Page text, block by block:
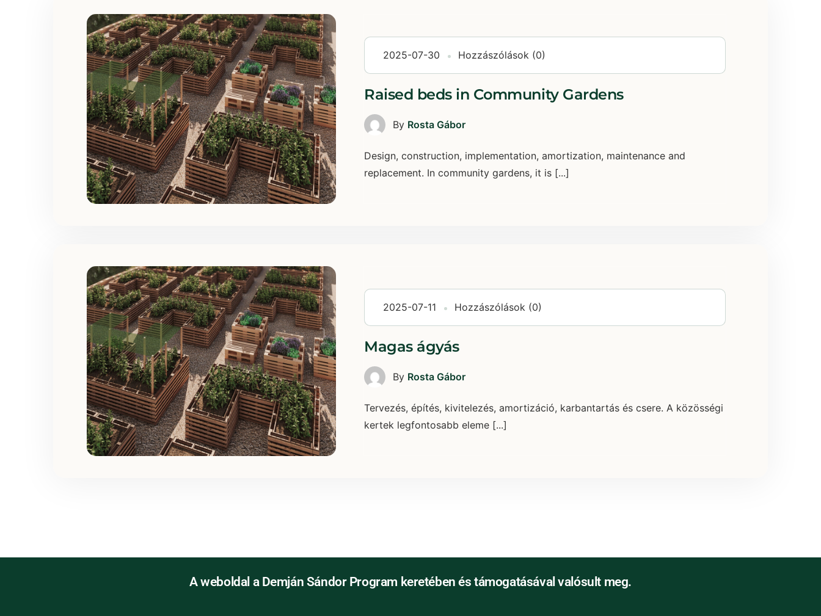
2025-07-30 Hozzászólások (0)
Raised beds in Community Gardens
By Rosta Gábor
Design, construction, implementation, amortization, maintenance and
replacement. In community gardens, it is [...]
2025-07-11 Hozzászólások (0)
Magas ágyás
By Rosta Gábor
Tervezés, építés, kivitelezés, amortizáció, karbantartás és csere. A közösségi
kertek legfontosabb eleme [...]
A weboldal a Demján Sándor Program keretében és támogatásával valósult meg.